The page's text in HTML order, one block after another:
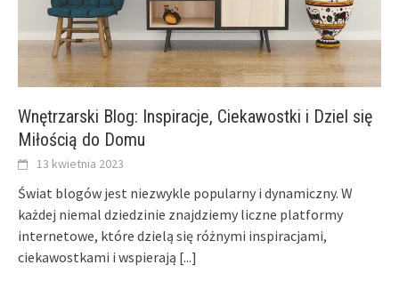
Wnętrzarski Blog: Inspiracje, Ciekawostki i Dziel się
Miłością do Domu
13 kwietnia 2023
Świat blogów jest niezwykle popularny i dynamiczny. W
każdej niemal dziedzinie znajdziemy liczne platformy
internetowe, które dzielą się różnymi inspiracjami,
ciekawostkami i wspierają [...]